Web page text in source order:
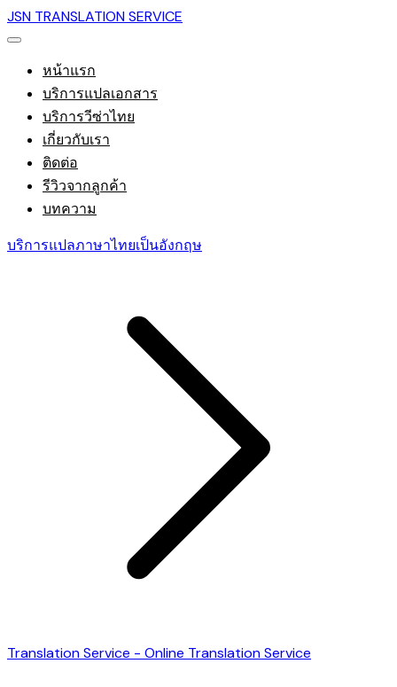
JSN TRANSLATION SERVICE
หน้าแรก
บริการแปลเอกสาร
บริการวีซ่าไทย
เกี่ยวกับเรา
ติดต่อ
รีวิวจากลูกค้า
บทความ
บริการแปลภาษาไทยเป็นอังกฤษ
Translation Service - Online Translation Service